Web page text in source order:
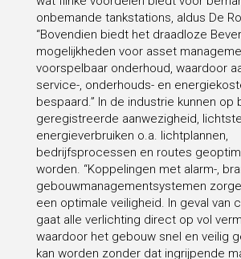
onbemande tankstations, aldus De
“Bovendien biedt het draadloze
mogelijkheden voor asset
voorspelbaar onderhoud, waardoor
service-, onderhouds- en
bespaard.” In de industrie kunnen op
geregistreerde aanwezigheid,
energieverbruiken o.a. lichtplannen,
bedrijfsprocessen en routes
worden. “Koppelingen met alarm-,
gebouwmanagementsystemen
een optimale veiligheid. In geval van
gaat alle verlichting direct op vol
waardoor het gebouw snel en veilig
kan worden zonder dat ingrijpende